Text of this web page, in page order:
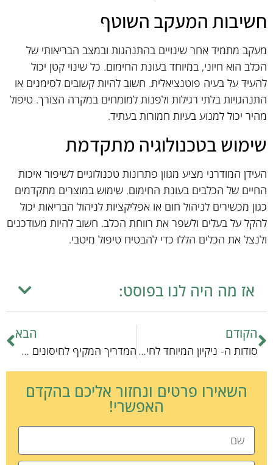
חשיבות המעקב השוטף
מעקב מתמיד אחר שינויים בהתנהגות ובמצב הבריאותי של
הכלב הוא חיוני, במיוחד בעונת החימום. כל שינוי קטן יכול
להעיד על בעיה פוטנציאלית. חשוב להיות קשובים לסימנים או
התנהגויות בלתי רגילות ולפנות למומחים במקרה הצורך. טיפול
מהיר יכול למנוע בעיות חמורות בעתיד.
שימוש בטכנולוגיה מתקדמת
העידן המודרני מציע מגוון פתרונות טכנולוגיים לשיפור איכות
החיים של הכלבים בעונת החימום. שימוש במוצרים מתקדמים
כגון מכשירים לניהול חום או אפליקציות לניהול הבריאות יכול
להקל על בעלים ולשפר את רווחת הכלב. חשוב להיות מעודכנים
ולנצל את הכלים הללו כדי להבטיח טיפול מיטבי.
אז מה היה לנו בפוסט:
הקודם
סודות ה- ניקיון המיוחד לחיות כיס: מדריך מקצועי לשמירה על ניקיון ובריאות
הבא
המדריך המקיף לחיסונים הכרחיים לחתולים: כל מה שצריך לדעת
השאירו פרטים ונחזור אליכם בהקדם
האפשרי!